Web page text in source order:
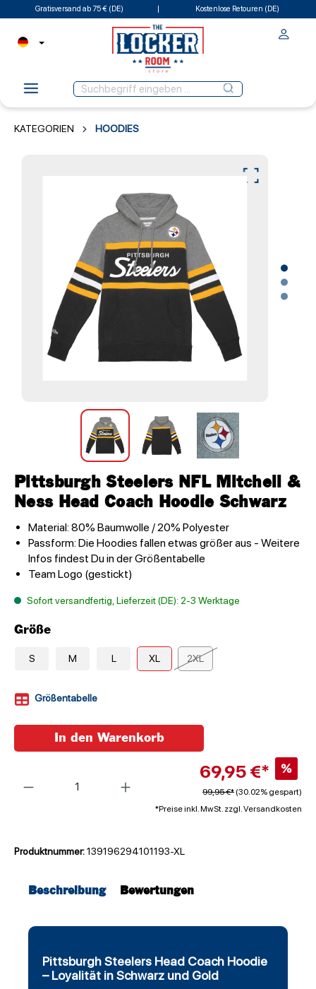
Gratisversand ab 75 € (DE) Kostenlose Retouren (DE)
KATEGORIEN HOODIES
Pittsburgh Steelers NFL Mitchell &
Ness Head Coach Hoodie Schwarz
Material: 80% Baumwolle / 20% Polyester
Passform: Die Hoodies fallen etwas größer aus - Weitere
Infos findest Du in der Größentabelle
Team Logo (gestickt)
Sofort versandfertig, Lieferzeit (DE): 2-3 Werktage
Größe
S M L XL 2XL
Größentabelle
69,95 €* %
99,95 €* (30.02% gespart)
*Preise inkl. MwSt. zzgl. Versandkosten
In den Warenkorb
Produktnummer:139196294101193-XL
Beschreibung Bewertungen
Pittsburgh Steelers Head Coach Hoodie
– Loyalität in Schwarz und Gold